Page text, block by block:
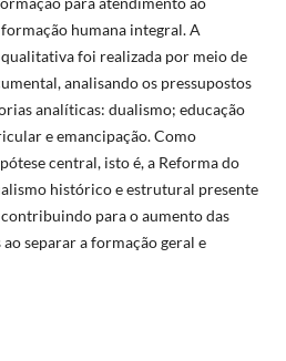
humana integral. A
foi realizada por meio de
analisando os pressupostos
analíticas: dualismo; educação
e emancipação. Como
central, isto é, a Reforma do
histórico e estrutural presente
para o aumento das
separar a formação geral e